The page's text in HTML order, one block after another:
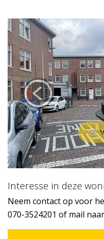
Interesse in deze
Neem contact op voor
070-3524201 of mail naar